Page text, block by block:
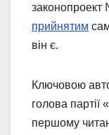
прийнятим
він є.
Ключовою
голова
першому